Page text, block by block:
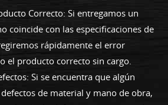
Correcto: Si entregamos un
coincide con las especificaciones de
rápidamente el error
el producto correcto sin cargo.
Si se encuentra que algún
de material y mano de obra,